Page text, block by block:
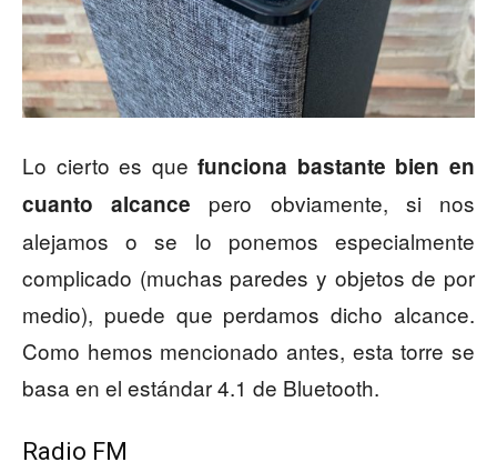
Lo cierto es que funciona bastante bien en
cuanto alcance pero obviamente, si nos
alejamos o se lo ponemos especialmente
complicado (muchas paredes y objetos de por
medio), puede que perdamos dicho alcance.
Como hemos mencionado antes, esta torre se
basa en el estándar 4.1 de Bluetooth.
Radio FM